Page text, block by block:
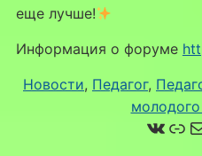
еще лучше!
Информация о форуме
Новости, Педагог,
молодого